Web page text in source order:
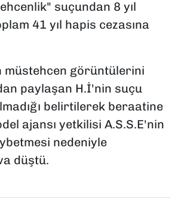
suçundan 8 yıl
41 yıl hapis cezasına
müstehcen görüntülerini
paylaşan H.İ'nin suçu
belirtilerek beraatine
ajansı yetkilisi A.S.S.E'nin
nedeniyle
düştü.